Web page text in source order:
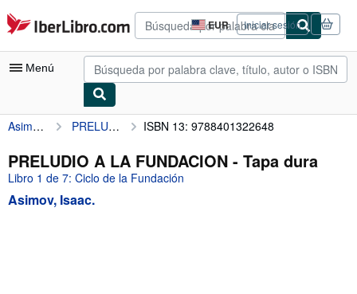
Pasar al contenido principal
IberLibro.com EUR
Preferencias
de
compra
del
Iniciar sesión
Menú
Mi cuenta
Consultar mis pedidos
Búsqueda avanzada
Colecciones
Asimov, Isaac. PRELUDIO A LA FUNDACION ISBN 13: 9788401322648
PRELUDIO A LA FUNDACION - Tapa dura
Libro 1 de 7: Ciclo de la Fundación
Asimov, Isaac.